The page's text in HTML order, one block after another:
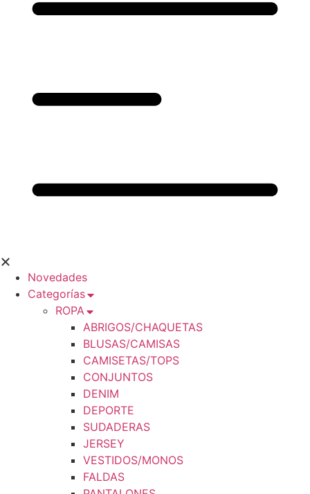
Novedades
Categorías
ROPA
ABRIGOS/CHAQUETAS
BLUSAS/CAMISAS
CAMISETAS/TOPS
CONJUNTOS
DENIM
DEPORTE
SUDADERAS
JERSEY
VESTIDOS/MONOS
FALDAS